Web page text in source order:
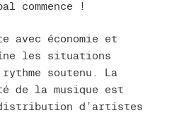
commence !
avec économie et
les situations
soutenu. La
de la musique est
distribution d’artistes